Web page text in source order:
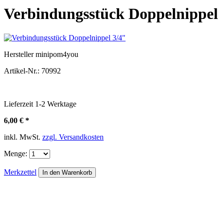
Verbindungsstück
Herstellerminipom4you
Artikel-Nr.: 70992
Lieferzeit 1-2 Werktage
6,00 € *
inkl. MwSt. zzgl. Versandkosten
Menge:
Merkzettel